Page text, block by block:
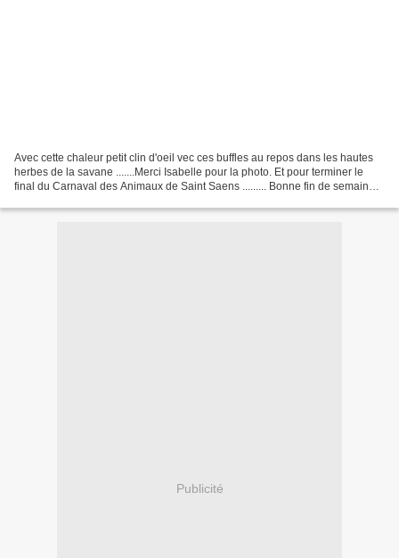
Avec cette chaleur petit clin d'oeil vec ces buffles au repos dans les hautes
herbes de la savane .......Merci Isabelle pour la photo. Et pour terminer le
final du Carnaval des Animaux de Saint Saens ......... Bonne fin de semaine
Publicité